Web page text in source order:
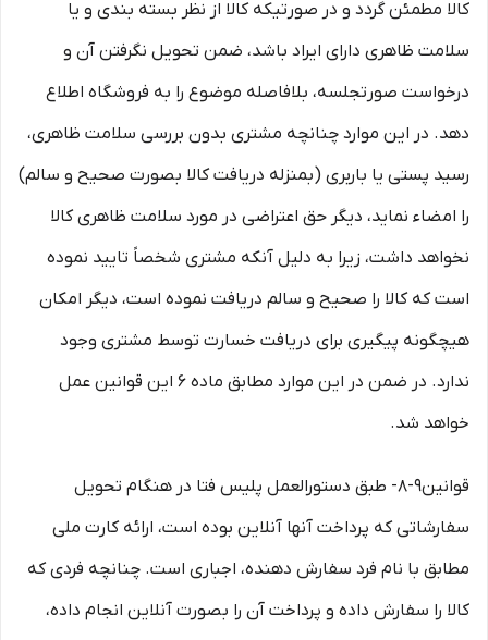
کالا مطمئن گردد و در صورتیکه کالا از نظر بسته بندی و یا
سلامت ظاهری دارای ایراد باشد، ضمن تحویل نگرفتن آن و
درخواست صورتجلسه، بلافاصله موضوع را به فروشگاه اطلاع
دهد. در این موارد چنانچه مشتری بدون بررسی سلامت ظاهری،
رسید پستی یا باربری (بمنزله دریافت کالا بصورت صحیح و سالم)
را امضاء نماید، دیگر حق اعتراضی در مورد سلامت ظاهری کالا
نخواهد داشت، زیرا به دلیل آنکه مشتری شخصاً تایید نموده
است که کالا را صحیح و سالم دریافت نموده است، دیگر امکان
هیچگونه پیگیری برای دریافت خسارت توسط مشتری وجود
ندارد. در ضمن در این موارد مطابق ماده ۶ این قوانین عمل
خواهد شد.
قوانین۹-۸- طبق دستورالعمل پلیس فتا در هنگام تحویل
سفارشاتی که پرداخت آنها آنلاین بوده است، ارائه کارت ملی
مطابق با نام فرد سفارش دهنده، اجباری است. چنانچه فردی که
کالا را سفارش داده و پرداخت آن را بصورت آنلاین انجام داده،